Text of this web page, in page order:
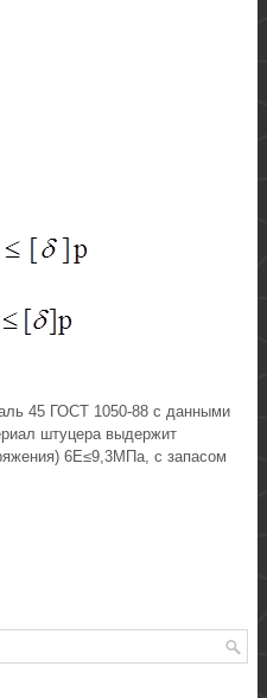
45 ГОСТ 1050-88 с данными
штуцера выдержит
6Е≤9,3МПа, с запасом